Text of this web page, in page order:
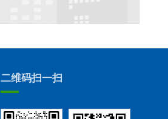
二维码扫一扫